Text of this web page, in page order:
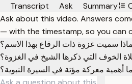
Transcript
Ask Summary
Ask about this video. Answers
— with the timestamp, so you can
سميت غزوة ذات الرقاع بهذا الاسم؟
الخوف التي ذكرها الشيخ في الغزوة؟
ما أهمية معركة مؤتة في السيرة النبوية؟